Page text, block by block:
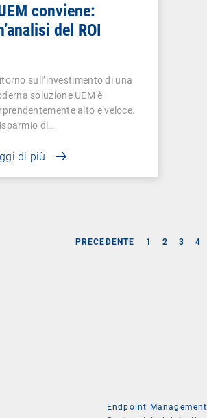
conviene:
del ROI
sull’investimento di una
soluzione UEM è
alto e veloce.
di…
di più
PRECEDENTE 1 2 3 4
Endpoint Management